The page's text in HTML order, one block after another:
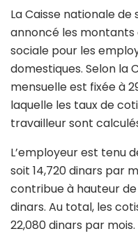
La Caisse nationale de
annoncé les
sociale pour les
domestiques. Selon la
mensuelle est fixée à
laquelle les taux de
travailleur sont
L’employeur est tenu
soit 14,720 dinars par
contribue à hauteur de
dinars. Au total, les
22,080 dinars par mois.